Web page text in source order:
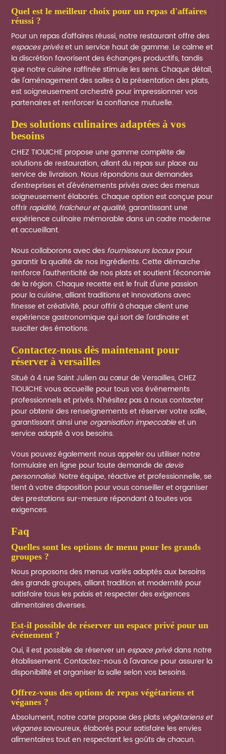
quel est le meilleur choix pour un repas d'affaires
réussi ?
Pour un repas d'affaires réussi, notre restaurant offre des
espaces privéset un service haut de gamme. Le calme et
la discrétion favorisent des échanges productifs, tandis
que notre cuisine raffinée stimule les sens. Chaque détail,
de l'aménagement des salles à la présentation des plats,
est soigneusement orchestré pour impressionner vos
partenaires et renforcer la confiance mutuelle.
des solutions culinaires adaptées à vos
besoins
CHEZ TIOUICHE propose une gamme complète de
solutions de restauration, allant du repas sur place au
service de livraison. Nous répondons aux demandes
d'entreprises et d'événements privés avec des menus
soigneusement élaborés. Chaque option est conçue pour
offrir rapidité, fraîcheur et qualité, garantissant une
expérience culinaire mémorable dans un cadre moderne
et accueillant.
Nous collaborons avec des fournisseurs locauxpour
garantir la qualité de nos ingrédients. Cette démarche
renforce l'authenticité de nos plats et soutient l'économie
de la région. Chaque recette est le fruit d'une passion
pour la cuisine, alliant traditions et innovations avec
finesse et créativité, pour offrir à chaque client une
expérience gastronomique qui sort de l'ordinaire et
susciter des émotions.
contactez-nous dès maintenant pour
réserver à versailles
Situé à 4 rue Saint Julien au cœur de Versailles, CHEZ
TIOUICHE vous accueille pour tous vos événements
professionnels et privés. N'hésitez pas à nous contacter
pour obtenir des renseignements et réserver votre salle,
garantissant ainsi une organisation impeccableet un
service adapté à vos besoins.
Vous pouvez également nous appeler ou utiliser notre
formulaire en ligne pour toute demande de devis
personnalisé. Notre équipe, réactive et professionnelle, se
tient à votre disposition pour vous conseiller et organiser
des prestations sur-mesure répondant à toutes vos
exigences.
faq
quelles sont les options de menu pour les grands
groupes ?
Nous proposons des menus variés adaptés aux besoins
des grands groupes, alliant tradition et modernité pour
satisfaire tous les palais et respecter des exigences
alimentaires diverses.
est-il possible de réserver un espace privé pour un
événement ?
Oui, il est possible de réserver un espace privédans notre
établissement. Contactez-nous à l'avance pour assurer la
disponibilité et organiser la salle selon vos besoins.
offrez-vous des options de repas végétariens et
véganes ?
Absolument, notre carte propose des plats végétariens et
véganessavoureux, élaborés pour satisfaire les envies
alimentaires tout en respectant les goûts de chacun.